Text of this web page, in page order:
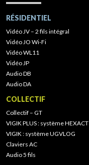
RÉSIDENTIEL
Vidéo JV – 2 fils intégral
Vidéo JO Wi-Fi
Vidéo WL11
Vidéo JP
Audio DB
Audio DA
COLLECTIF
Collectif – GT
VIGIK PLUS : système HEXACT
VIGIK : système UGVLOG
Claviers AC
Audio 5 fils